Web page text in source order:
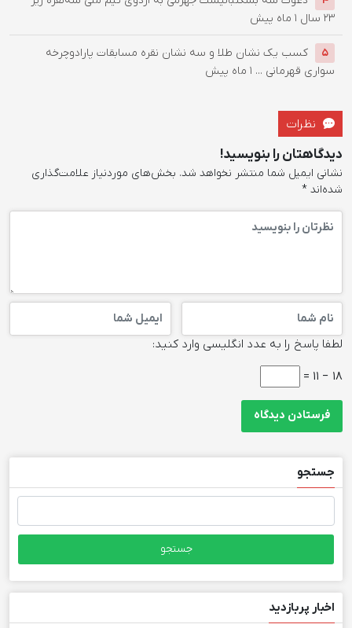
۲۳ سال
1 ماه پیش
5
کسب یک نشان طلا و سه نشان نقره مسابقات پارادوچرخه
سواری قهرمانی ... 1 ماه پیش
نظرات
دیدگاهتان را بنویسید!
نشانی ایمیل شما منتشر نخواهد شد. بخش‌های موردنیاز علامت‌گذاری
شده‌اند *
لطفا پاسخ را به عدد انگلیسی وارد کنید:
18 − 11 =
جستجو
جستجو
اخبار پربازدید